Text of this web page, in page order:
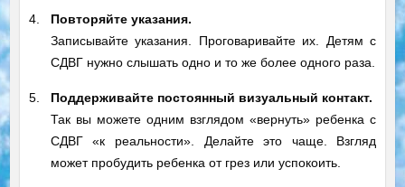
4.
Повторяйте указания.
Записывайте указания. Проговаривайте их. Детям с
СДВГ нужно слышать одно и то же более одного раза.
5.
Поддерживайте постоянный визуальный контакт.
Так вы можете одним взглядом «вернуть» ребенка с
СДВГ «к реальности». Делайте это чаще. Взгляд
может пробудить ребенка от грез или успокоить.